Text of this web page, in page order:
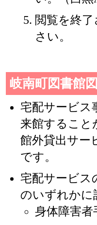
閲覧を終
さい。
岐南町図書館
宅配サービス
来館すること
館外貸出サー
です。
宅配サービス
のいずれかに
身体障害